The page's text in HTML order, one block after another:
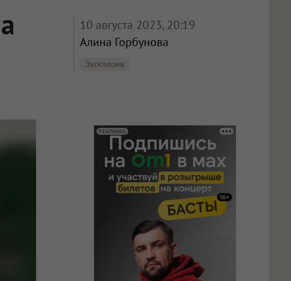
10 августа 2023, 20:19
Алина Горбунова
Эксклюзив
РЕКЛАМА